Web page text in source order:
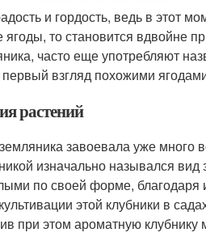
и гордость, ведь в этот
ягоды, то становится вдвойне
часто еще употребляют
взгляд похожими
растений
завоевала уже много
изначально назывался
по своей форме,
этой клубники в
при этом ароматную клубнику